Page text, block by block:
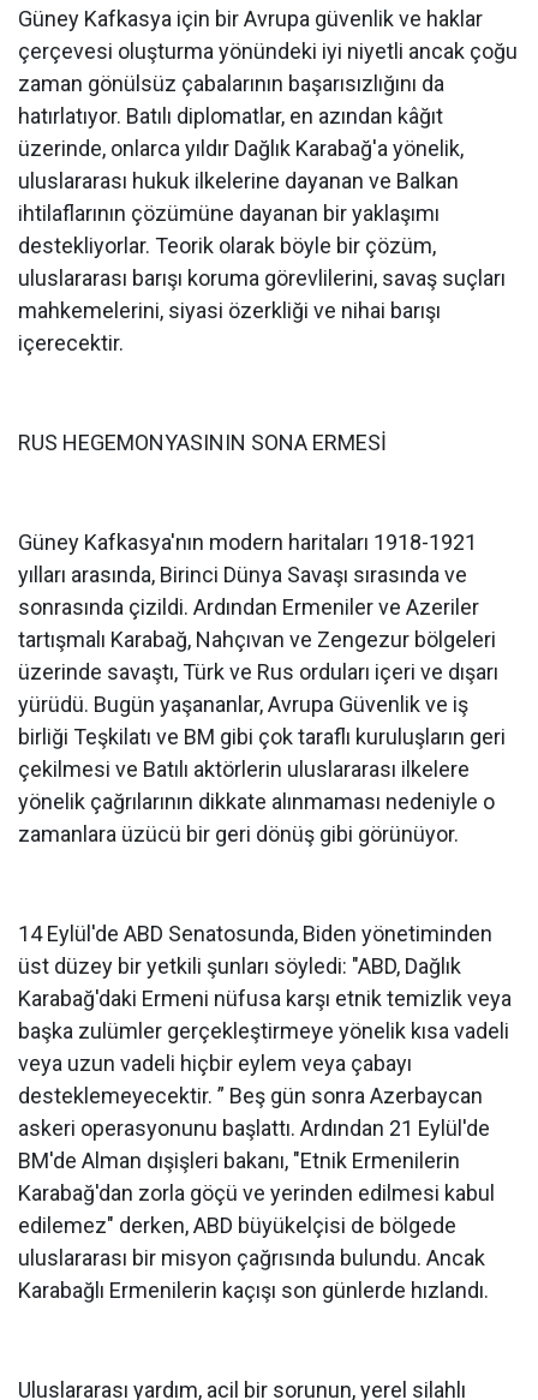
Güney Kafkasya için bir Avrupa güvenlik ve haklar
çerçevesi oluşturma yönündeki iyi niyetli ancak çoğu
zaman gönülsüz çabalarının başarısızlığını da
hatırlatıyor. Batılı diplomatlar, en azından kâğıt
üzerinde, onlarca yıldır Dağlık Karabağ'a yönelik,
uluslararası hukuk ilkelerine dayanan ve Balkan
ihtilaflarının çözümüne dayanan bir yaklaşımı
destekliyorlar. Teorik olarak böyle bir çözüm,
uluslararası barışı koruma görevlilerini, savaş suçları
mahkemelerini, siyasi özerkliği ve nihai barışı
içerecektir.
RUS HEGEMONYASININ SONA ERMESİ
Güney Kafkasya'nın modern haritaları 1918-1921
yılları arasında, Birinci Dünya Savaşı sırasında ve
sonrasında çizildi. Ardından Ermeniler ve Azeriler
tartışmalı Karabağ, Nahçıvan ve Zengezur bölgeleri
üzerinde savaştı, Türk ve Rus orduları içeri ve dışarı
yürüdü. Bugün yaşananlar, Avrupa Güvenlik ve iş
birliği Teşkilatı ve BM gibi çok taraflı kuruluşların geri
çekilmesi ve Batılı aktörlerin uluslararası ilkelere
yönelik çağrılarının dikkate alınmaması nedeniyle o
zamanlara üzücü bir geri dönüş gibi görünüyor.
14 Eylül'de ABD Senatosunda, Biden yönetiminden
üst düzey bir yetkili şunları söyledi: "ABD, Dağlık
Karabağ'daki Ermeni nüfusa karşı etnik temizlik veya
başka zulümler gerçekleştirmeye yönelik kısa vadeli
veya uzun vadeli hiçbir eylem veya çabayı
desteklemeyecektir. ” Beş gün sonra Azerbaycan
askeri operasyonunu başlattı. Ardından 21 Eylül'de
BM'de Alman dışişleri bakanı, "Etnik Ermenilerin
Karabağ'dan zorla göçü ve yerinden edilmesi kabul
edilemez" derken, ABD büyükelçisi de bölgede
uluslararası bir misyon çağrısında bulundu. Ancak
Karabağlı Ermenilerin kaçışı son günlerde hızlandı.
Uluslararası yardım, acil bir sorunun, yerel silahlı